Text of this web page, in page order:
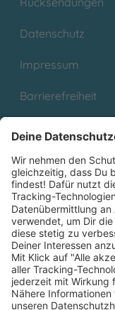
Datenschutz
Impressum
Barrierefreiheit
Folge uns auf
*
Deutschlands